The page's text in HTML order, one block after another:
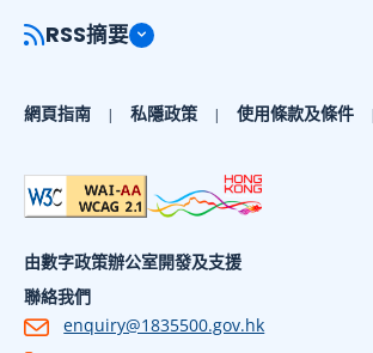
RSS摘要
網頁指南 私隱政策 使用條款及條件
由數字政策辦公室開發及支援
聯絡我們
enquiry@1835500.gov.hk